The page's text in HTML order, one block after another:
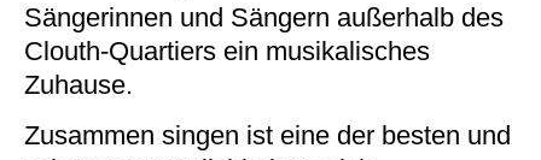
Sängerinnen und Sängern außerhalb des
Clouth-Quartiers ein musikalisches
Zuhause.
Zusammen singen ist eine der besten und